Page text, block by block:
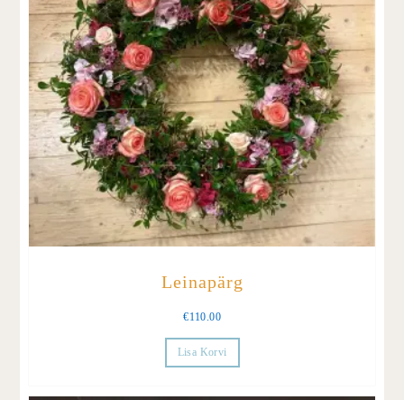
Leinapärg
€110.00
Lisa Korvi